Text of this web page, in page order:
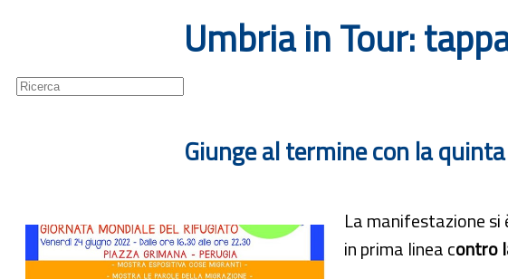
Umbria in Tour:
Giunge al termine con la
La manifestazione
in prima linea contro